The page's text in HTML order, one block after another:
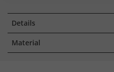
Details
Material